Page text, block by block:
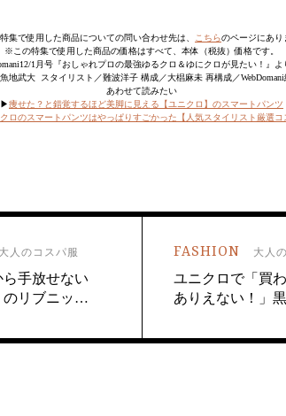
集で使用した商品についての問い合わせ先は、 こちらのページにあり
※この特集で使用した商品の価格はすべて、本体（税抜）価格です。
1月号『おしゃれプロの最強ゆるクロ＆ゆにクロが見たい！』よ
地武大 スタイリスト／難波洋子 構成／大椙麻未 再構成／WebDomani
あわせて読みたい
▶︎痩せた？と錯覚するほど美脚に見える【ユニクロ】のスマートパンツ
ロのスマートパンツはやっぱりすごかった【人気スタイリスト厳選コ
大人のコスパ服
手放せない
のリブニッ…
FASHION 大人
ユニクロで「買
ありえない！」